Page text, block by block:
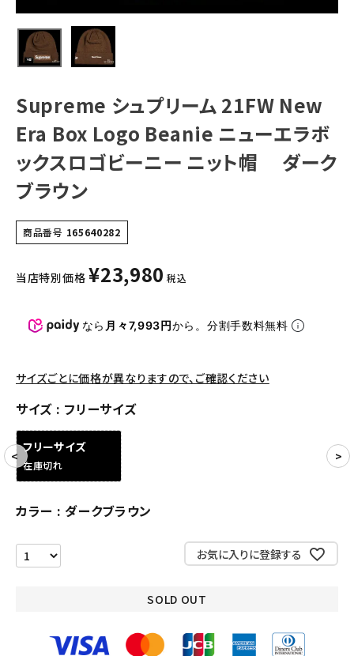
CATEGORY
Tシャツ・ロングスリーブ
パーカー・トレーナー
ジャケット・アウター
キャップ・ハット
ニット帽・ビーニー
バックパック・リュック
スニーカー・ブーツ
パンツ・ショーツ
COLLABORATION BRAND
SEASON
CONTENTS
ACCOUNT MENU
meeting_room ログイン 会員登録
Supreme シュプリーム 21FW New
Era Box Logo Beanie ニューエラボ
ックスロゴビーニー ニット帽 ダーク
ブラウン
商品番号 165640282
当店特別価格 ¥23,980 税込
なら 月々7,993円から。分割手数料無料
サイズごとに価格が異なりますので、ご確認ください
サイズ フリーサイズ
フリーサイズ
在庫切れ
カラー ダークブラウン
お気に入りに登録する
SOLD OUT